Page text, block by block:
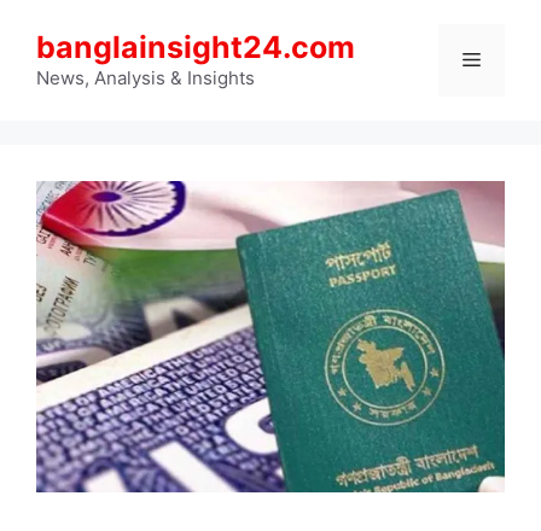
content
banglainsight24.com
News, Analysis & Insights
Menu